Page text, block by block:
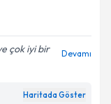
çok iyi bir
Devamı
Haritada Göster